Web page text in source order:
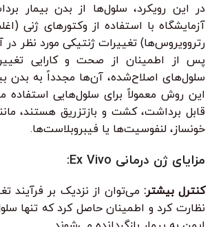
در این رویکرد، سلول‌ها از بدن بیمار
آزمایشگاه با استفاده از وکتورهای ژنی
رتروویروس‌ها) تغییرات ژنتیکی مورد نظر
پس از اطمینان از صحت و کارایی
سلول‌های اصلاح‌شده، آن‌ها مجدداً به بدن
این روش معمولاً برای سلول‌هایی استفاده
قابل برداشت، کشت و بازتزریق هستند،
خونساز، لنفوسیت‌ها یا فیبروبلاست‌ها.
مزایای ژن درمانی Ex Vivo:
کنترل بیشتر: می‌توان از نزدیک بر فرآیند
نظارت کرد و اطمینان حاصل کرد که تنها